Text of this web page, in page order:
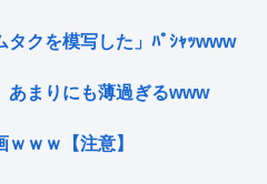
タクを模写した」ﾊﾟｼｬｯwww
あまりにも薄過ぎるwww
ｗｗｗ【注意】